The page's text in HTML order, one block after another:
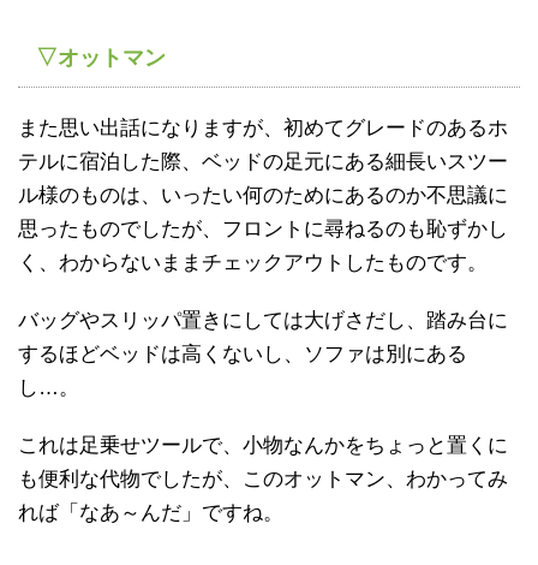
▽オットマン
また思い出話になりますが、初めてグレードのあるホ
テルに宿泊した際、ベッドの足元にある細長いスツー
ル様のものは、いったい何のためにあるのか不思議に
思ったものでしたが、フロントに尋ねるのも恥ずかし
く、わからないままチェックアウトしたものです。
バッグやスリッパ置きにしては大げさだし、踏み台に
するほどベッドは高くないし、ソファは別にある
し…。
これは足乗せツールで、小物なんかをちょっと置くに
も便利な代物でしたが、このオットマン、わかってみ
れば「なあ～んだ」ですね。